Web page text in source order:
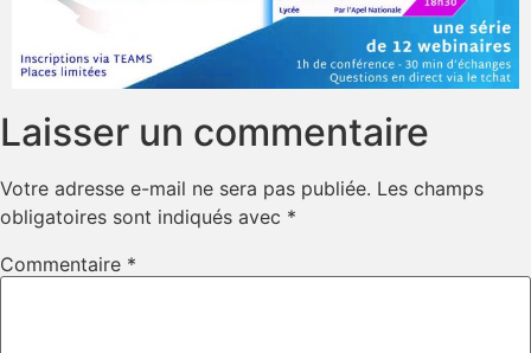
Laisser un commentaire
Votre adresse e-mail ne sera pas publiée. Les champs
obligatoires sont indiqués avec *
Commentaire *